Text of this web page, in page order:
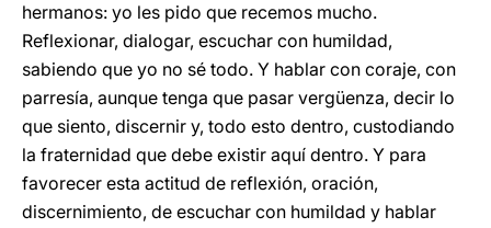
hermanos: yo les pido que recemos mucho.
Reflexionar, dialogar, escuchar con humildad,
sabiendo que yo no sé todo. Y hablar con coraje, con
parresía, aunque tenga que pasar vergüenza, decir lo
que siento, discernir y, todo esto dentro, custodiando
la fraternidad que debe existir aquí dentro. Y para
favorecer esta actitud de reflexión, oración,
discernimiento, de escuchar con humildad y hablar